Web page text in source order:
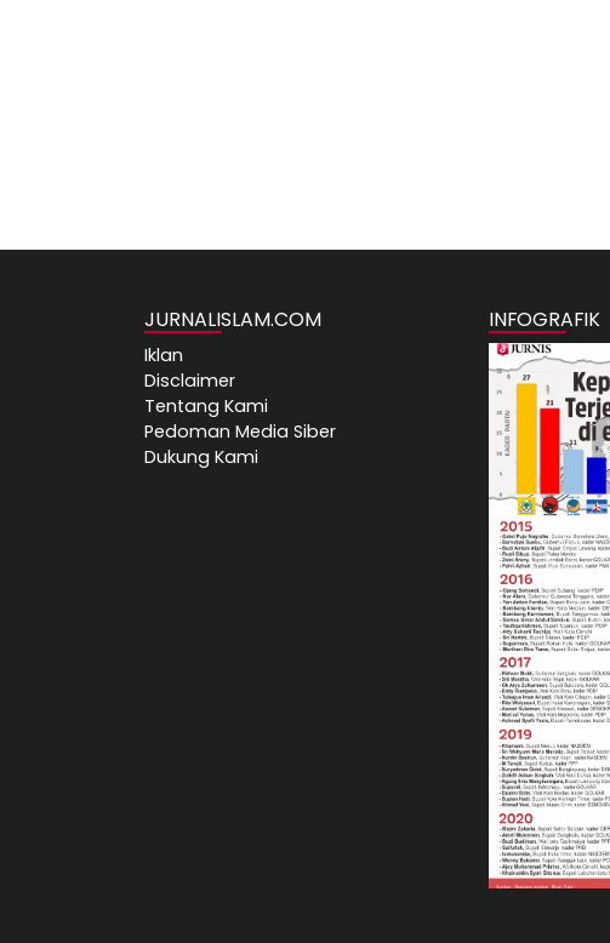
JURNALISLAM.COM
Iklan
Disclaimer
Tentang Kami
Pedoman Media Siber
Dukung Kami
INFOGRAFIK